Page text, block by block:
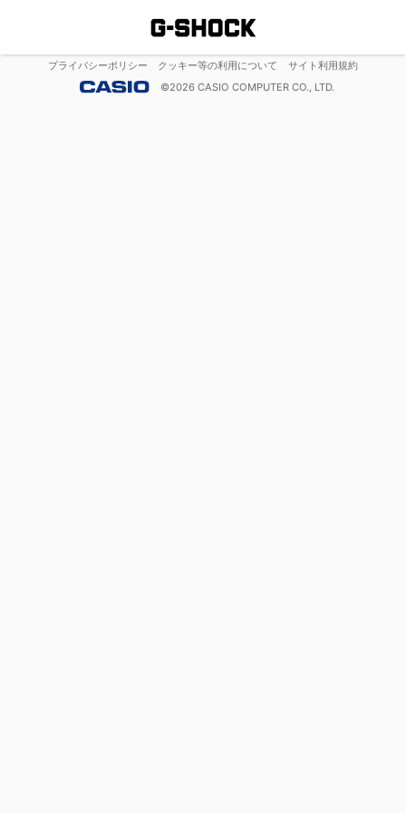
プライバシーポリシー クッキー等の利用について
サイト利用規約
©2026 CASIO COMPUTER CO., LTD.